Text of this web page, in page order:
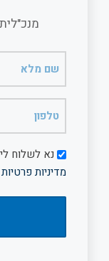
מלא
דיוורנא לשלוח
מדיניות פרטיות